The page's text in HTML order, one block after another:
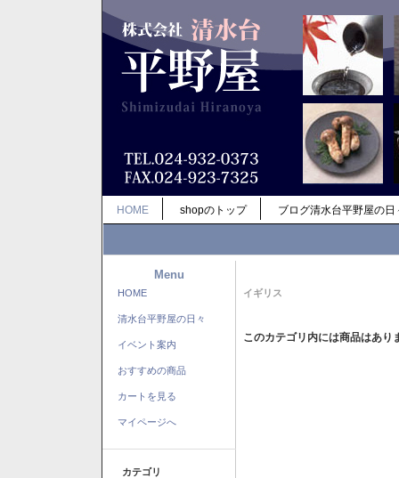
HOME shopのトップ ブログ清水台平野屋の日
Menu
HOME
清水台平野屋の日々
イベント案内
おすすめの商品
カートを見る
マイページへ
カテゴリ
イギリス
このカテゴリ内には商品はあり